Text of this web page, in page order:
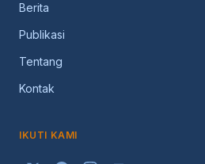
Berita
Publikasi
Tentang
Kontak
IKUTI KAMI